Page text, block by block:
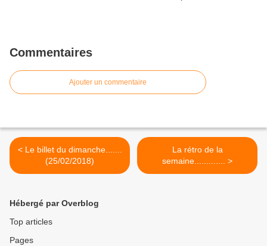
Commentaires
Ajouter un commentaire
< Le billet du dimanche.......
(25/02/2018)
La rétro de la
semaine............. >
Hébergé par Overblog
Top articles
Pages